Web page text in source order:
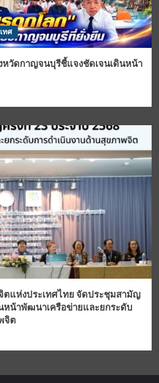
ทศ
วัดกาญจนบุรีชี้แจงชัดเจนเดินหน้า
ตแห่งประเทศไทย จัดประชุมสามัญ
นหน้าพัฒนาเครือข่ายและยกระดับ
จิต